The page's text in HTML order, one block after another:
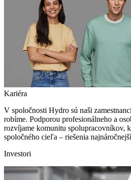
Kariéra
V spoločnosti Hydro sú naši
robíme. Podporou profesionálneho a
rozvíjame komunitu spolupracovníkov,
spoločného cieľa – riešenia
Investori